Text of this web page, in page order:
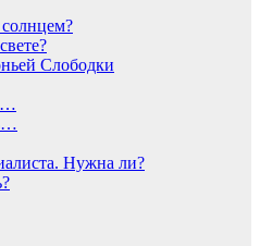
Слободки
Нужна ли?